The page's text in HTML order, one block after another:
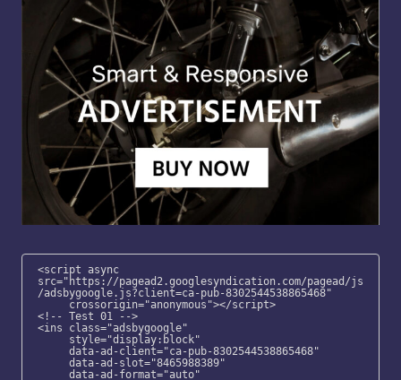
<script async
src="https://pagead2.googlesyndication.com/pagead/js
/adsbygoogle.js?client=ca-pub-8302544538865468"
<!-- Test 01 -->
<ins class="adsbygoogle"